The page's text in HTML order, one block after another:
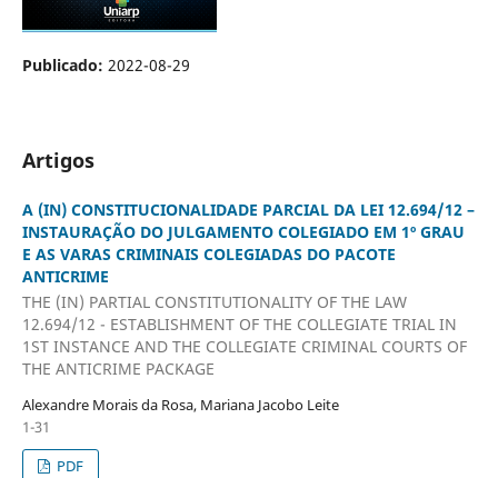
Publicado: 2022-08-29
Artigos
A (IN) CONSTITUCIONALIDADE PARCIAL DA LEI 12.694/12 –
INSTAURAÇÃO DO JULGAMENTO COLEGIADO EM 1º GRAU
E AS VARAS CRIMINAIS COLEGIADAS DO PACOTE
ANTICRIME
THE (IN) PARTIAL CONSTITUTIONALITY OF THE LAW
12.694/12 - ESTABLISHMENT OF THE COLLEGIATE TRIAL IN
1ST INSTANCE AND THE COLLEGIATE CRIMINAL COURTS OF
THE ANTICRIME PACKAGE
Alexandre Morais da Rosa, Mariana Jacobo Leite
1-31
PDF